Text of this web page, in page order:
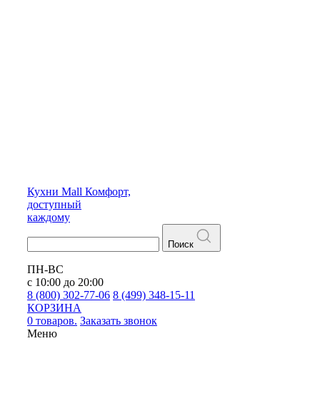
Кухни Mall Комфорт,
доступный
каждому
Поиск
ПН-ВС
с 10:00 до 20:00
8 (800) 302-77-06 8 (499) 348-15-11
КОРЗИНА
0 товаров. Заказать звонок
Меню